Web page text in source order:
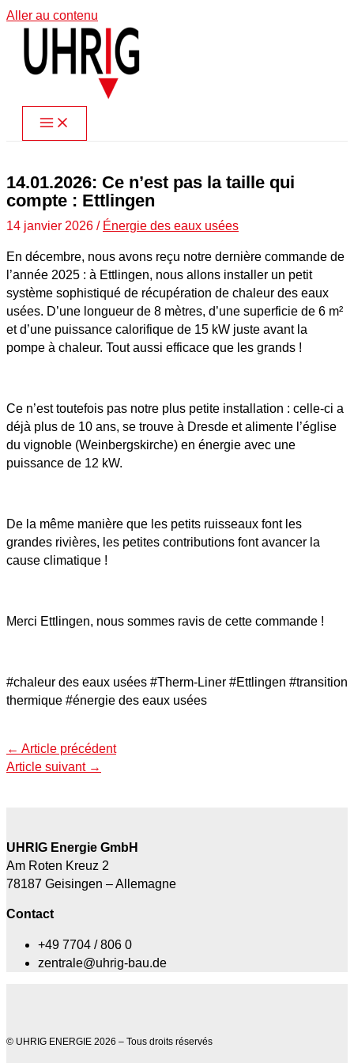
Aller au contenu
14.01.2026: Ce n’est pas la taille qui
compte : Ettlingen
14 janvier 2026 / Énergie des eaux usées
En décembre, nous avons reçu notre dernière commande de
l’année 2025 : à Ettlingen, nous allons installer un petit
système sophistiqué de récupération de chaleur des eaux
usées. D’une longueur de 8 mètres, d’une superficie de 6 m²
et d’une puissance calorifique de 15 kW juste avant la
pompe à chaleur. Tout aussi efficace que les grands !
Ce n’est toutefois pas notre plus petite installation : celle-ci a
déjà plus de 10 ans, se trouve à Dresde et alimente l’église
du vignoble (Weinbergskirche) en énergie avec une
puissance de 12 kW.
De la même manière que les petits ruisseaux font les
grandes rivières, les petites contributions font avancer la
cause climatique !
Merci Ettlingen, nous sommes ravis de cette commande !
#chaleur des eaux usées #Therm-Liner #Ettlingen #transition
thermique #énergie des eaux usées
← Article précédent
Article suivant →
UHRIG Energie GmbH
Am Roten Kreuz 2
78187 Geisingen – Allemagne
Contact
+49 7704 / 806 0
zentrale@uhrig-bau.de
© UHRIG ENERGIE 2026 – Tous droits réservés